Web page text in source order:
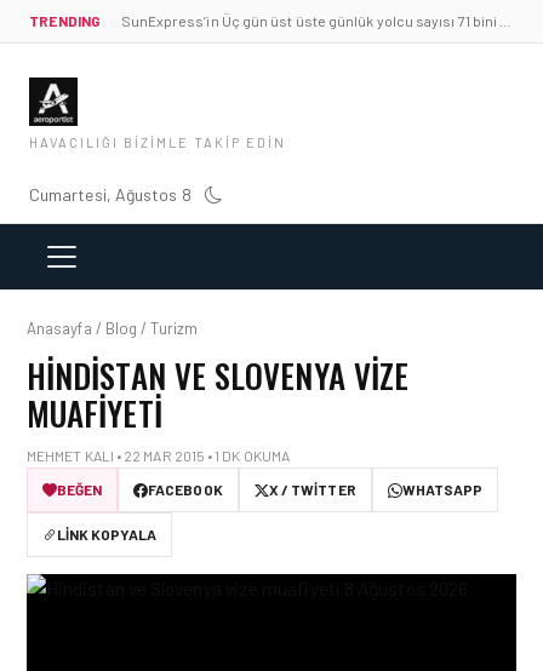
TRENDING
HAVACILIĞI BIZIMLE TAKIP EDIN
Cumartesi, Ağustos 8
Anasayfa / Blog / Turizm
HINDISTAN VE SLOVENYA VIZE
MUAFIYETI
MEHMET KALI • 22 MAR 2015 • 1 DK OKUMA
BEĞEN
FACEBOOK X / TWITTER WHATSAPP
LINK KOPYALA